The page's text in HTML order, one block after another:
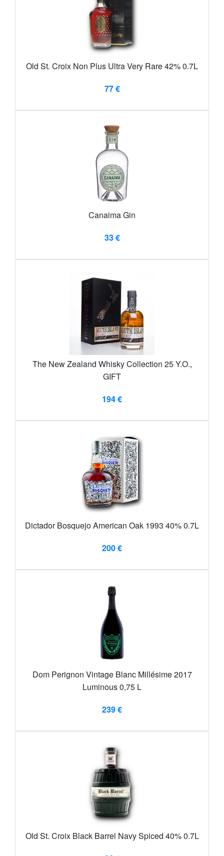
Old St. Croix Non Plus Ultra Very Rare 42% 0.7L
77 €
Canaima Gin
33 €
The New Zealand Whisky Collection 25 Y.O.,
GIFT
194 €
Dictador Bosquejo American Oak 1993 40% 0.7L
200 €
Dom Perignon Vintage Blanc Millésime 2017
Luminous 0,75 L
239 €
Old St. Croix Black Barrel Navy Spiced 40% 0.7L